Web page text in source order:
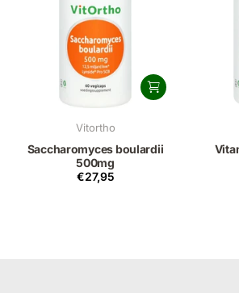
Vitortho
Saccharomyces boulardii
500mg
€27,95